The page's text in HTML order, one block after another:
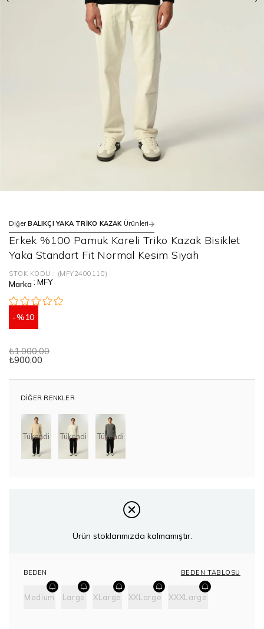
Erkek %100 Pamuk Kareli Triko Kazak Bisiklet
Yaka Standart Fit Normal Kesim Siyah
DiğerBALIKÇI YAKA TRİKO KAZAKÜrünleri
STOK KODU (MFY2400110)
Marka: MFY
10
₺1.000,00
₺900,00
DIĞER RENKLER
Tükendi Tükendi Tükendi
Ürün stoklarımızda kalmamıştır.
BEDEN BEDEN TABLOSU
Medium Large XLarge XXLarge XXXLarge